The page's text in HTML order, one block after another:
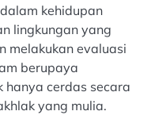
kehidupan
lingkungan yang
melakukan evaluasi
berupaya
hanya cerdas secara
yang mulia.